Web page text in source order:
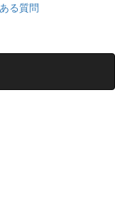
る質問